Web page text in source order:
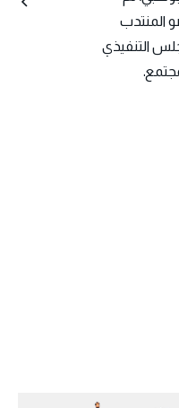
المنتدب
التنفيذي